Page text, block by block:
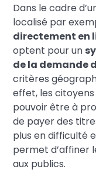
Dans le cadre
localisé par
directement en
optent pour un
de la demande
critères
effet, les
pouvoir être à
de payer des
plus en difficulté
permet d’affiner
aux publics.